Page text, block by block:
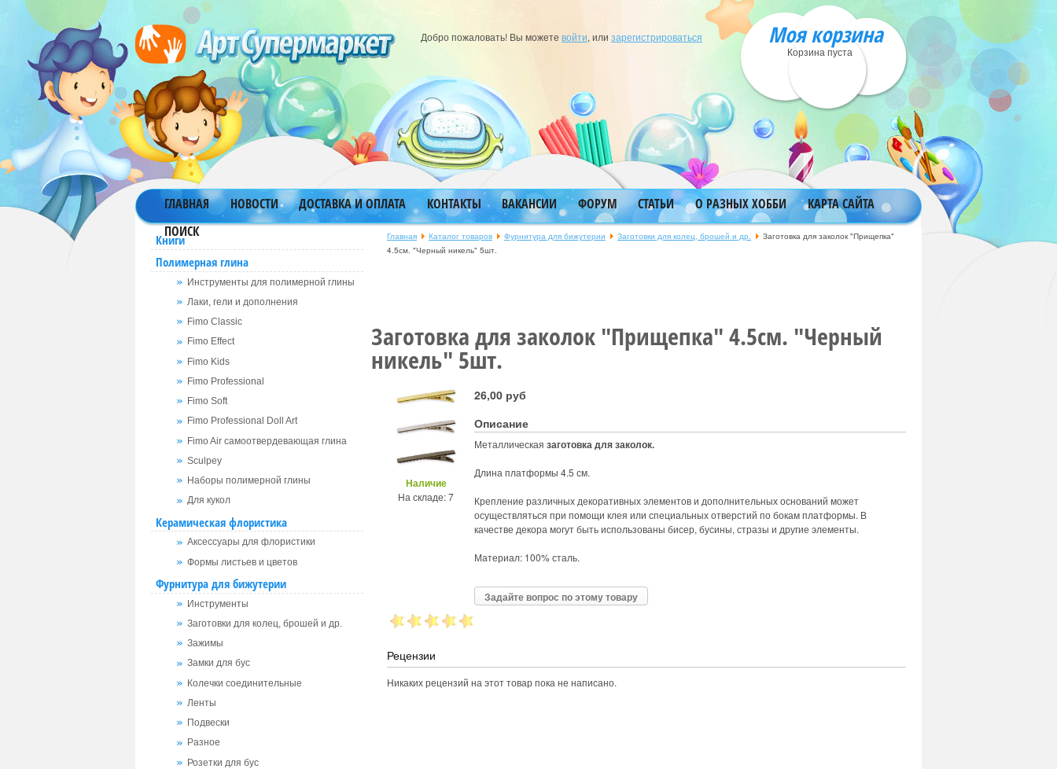
Добро пожаловать! Вы можете войти, или зарегистрироваться Моя корзина
Корзина пуста
ГЛАВНАЯ НОВОСТИ ДОСТАВКА И ОПЛАТА КОНТАКТЫ ВАКАНСИИ ФОРУМ СТАТЬИ О РАЗНЫХ ХОББИ
КАРТА САЙТА
ПОИСК
Книги
Полимерная глина
Инструменты для полимерной глины
Лаки, гели и дополнения
Fimo Classic
Fimo Effect
Fimo Kids
Fimo Professional
Fimo Soft
Fimo Professional Doll Art
Fimo Air самоотвердевающая глина
Sculpey
Наборы полимерной глины
Для кукол
Керамическая флористика
Аксессуары для флористики
Формы листьев и цветов
Фурнитура для бижутерии
Инструменты
Заготовки для колец, брошей и др.
Зажимы
Замки для бус
Колечки соединительные
Ленты
Подвески
Разное
Розетки для бус
Главная Каталог товаров Фурнитура для бижутерии Заготовки для колец, брошей и др.
Заготовка для заколок "Прищепка"
4.5см. "Черный никель" 5шт.
Заготовка для заколок "Прищепка" 4.5см. "Черный
никель" 5шт.
Наличие
На складе: 7
26,00 руб
Описание
Металлическая заготовка для заколок.
Длина платформы 4.5 см.
Крепление различных декоративных элементов и дополнительных оснований может
осуществляться при помощи клея или специальных отверстий по бокам платформы. В
качестве декора могут быть использованы бисер, бусины, стразы и другие элементы.
Материал: 100% сталь.
Задайте вопрос по этому товару
Рецензии
Никаких рецензий на этот товар пока не написано.